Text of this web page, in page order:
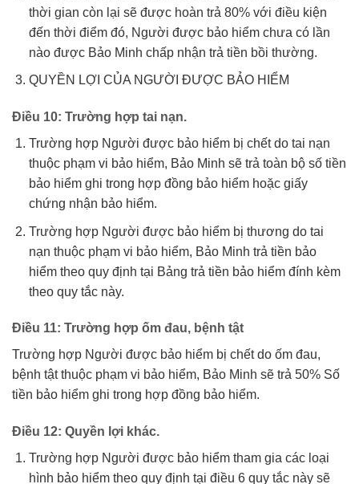
thời gian còn lại sẽ được hoàn trả 80% với điều kiện
đến thời điểm đó, Người được bảo hiểm chưa có lần
nào được Bảo Minh chấp nhận trả tiền bồi thường.
QUYỀN LỢI CỦA NGƯỜI ĐƯỢC BẢO HIỂM
Điều 10: Trường hợp tai nạn.
Trường hợp Người được bảo hiểm bị chết do tai nạn
thuộc phạm vi bảo hiểm, Bảo Minh sẽ trả toàn bộ số tiền
bảo hiểm ghi trong hợp đồng bảo hiểm hoặc giấy
chứng nhận bảo hiểm.
Trường hợp Người được bảo hiểm bị thương do tai
nạn thuộc phạm vi bảo hiểm, Bảo Minh trả tiền bảo
hiểm theo quy định tại Bảng trả tiền bảo hiểm đính kèm
theo quy tắc này.
Điều 11: Trường hợp ốm đau, bệnh tật
Trường hợp Người được bảo hiểm bị chết do ốm đau,
bệnh tật thuộc phạm vi bảo hiểm, Bảo Minh sẽ trả 50% Số
tiền bảo hiểm ghi trong hợp đồng bảo hiểm.
Điều 12: Quyền lợi khác.
Trường hợp Người được bảo hiểm tham gia các loại
hình bảo hiểm theo quy định tại điều 6 quy tắc này sẽ